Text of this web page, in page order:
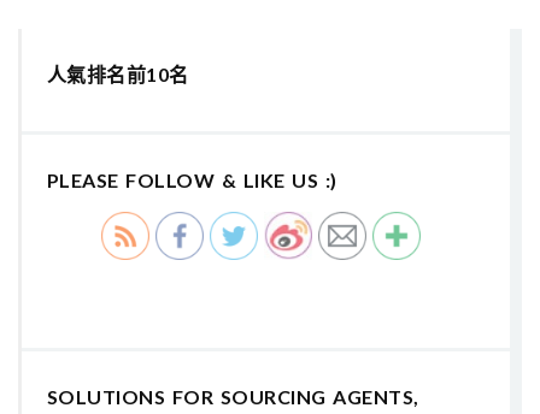
人氣排名前10名
PLEASE FOLLOW & LIKE US :)
SOLUTIONS FOR SOURCING AGENTS,